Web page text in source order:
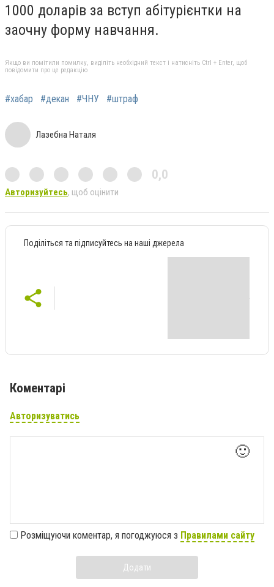
1000 доларів за вступ абітурієнтки на
заочну форму навчання.
Якщо ви помітили помилку, виділіть необхідний текст і натисніть Ctrl + Enter, щоб
повідомити про це редакцію
#хабар #декан #ЧНУ #штраф
Лазебна Наталя
0,0
Авторизуйтесь, щоб оцінити
Поділіться та підписуйтесь на наші джерела
Коментарі
Авторизуватись
🙂
Розміщуючи коментар, я погоджуюся з Правилами сайту
Додати